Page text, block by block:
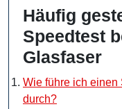
Häufig
Speedtest
Glasfaser
Wie führe ich einen
durch?